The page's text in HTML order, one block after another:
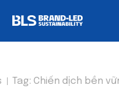
Tag: Chiến dịch bền